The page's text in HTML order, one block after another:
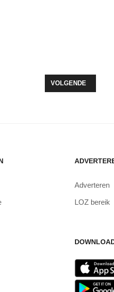
VOLGENDE
VOLGENDE
Adverteren
LOZ bereik